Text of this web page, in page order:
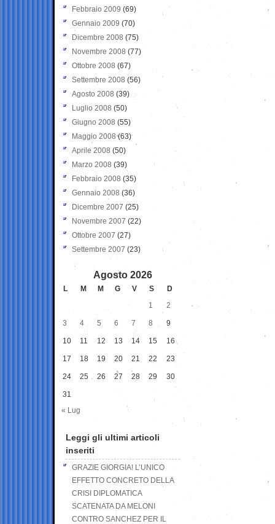
Febbraio 2009 (69)
Gennaio 2009 (70)
Dicembre 2008 (75)
Novembre 2008 (77)
Ottobre 2008 (67)
Settembre 2008 (56)
Agosto 2008 (39)
Luglio 2008 (50)
Giugno 2008 (55)
Maggio 2008(63)
Aprile 2008 (50)
Marzo 2008 (39)
Febbraio 2008 (35)
Gennaio 2008 (36)
Dicembre 2007 (25)
Novembre 2007 (22)
Ottobre 2007 (27)
Settembre 2007 (23)
Agosto 2026
L M M G V S
D
1
2
3 4 5 6 7 8 9
10 11 12 13 14 15 16
17 18 19 20 21 22 23
24 25 26 27 28 29 30
31
« Lug
Leggi gli ultimi articoli
inseriti
GRAZIE GIORGIA! L’UNICO
EFFETTO CONCRETO DELLA
CRISI DIPLOMATICA
SCATENATA DA MELONI
CONTRO SANCHEZ PER IL